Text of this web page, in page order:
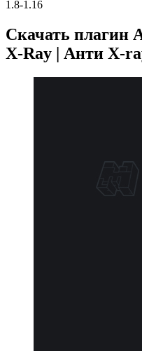
Скачать плагин
X-Ray | Анти X-